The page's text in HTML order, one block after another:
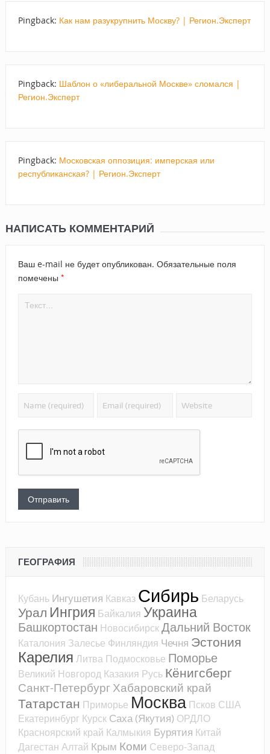
Pingback: Как нам разукрупнить Москву? | Регион.Эксперт
Pingback: Шаблон о «либеральной Москве» сломался |
Регион.Эксперт
Pingback: Московская оппозиция: имперская или
республиканская? | Регион.Эксперт
НАПИСАТЬ КОММЕНТАРИЙ
Ваш e-mail не будет опубликован. Обязательные поля
помечены *
ГЕОГРАФИЯ
Кубань Ингушетия Кавказ Сибирь Беларусь
Урал Ингрия Байкалия Украина
Башкортостан НовосибирскДальний Восток
Каталония Залесье Финляндия Чечня Эстония
Карелия Литва Подмосковье Поморье
Великий Новгород Казакия Русь Кёнигсберг
Санкт-Петербург Хабаровский край
Татарстан Приморье Москва Псков США
Екатеринбург Курск Саха (Якутия) ОРДЛО
Красноярский край Калмыкия Бурятия Китай
Дагестан Алтай Крым Коми Северо-Запад